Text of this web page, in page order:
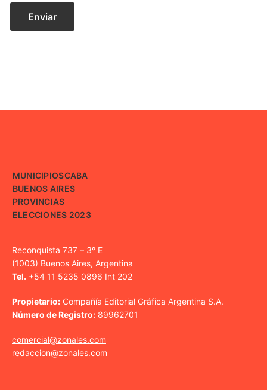
MUNICIPIOSCABA
BUENOS AIRES
PROVINCIAS
ELECCIONES 2023
Reconquista 737 – 3º E
(1003) Buenos Aires, Argentina
Tel. +54 11 5235 0896 Int 202
Propietario: Compañía Editorial Gráfica Argentina S.A.
Número de Registro: 89962701
comercial@zonales.com
redaccion@zonales.com